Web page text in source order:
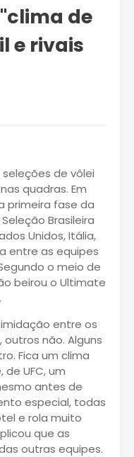
de
e rivais
de vôlei
quadras. Em
primeira fase da
Brasileira
Unidos, Itália,
entre as equipes
o meio de
beirou o Ultimate
entre os
não. Alguns
Fica um clima
UFC, um
antes de
especial, todas
e rola muito
que as
outras equipes.